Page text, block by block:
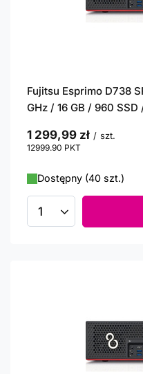
Fujitsu Esprimo D738
GHz / 16 GB / 960 SSD
1 299,99 zł / szt.
12999.90 PKT
Dostępny (40 szt.)
Ilość produktów